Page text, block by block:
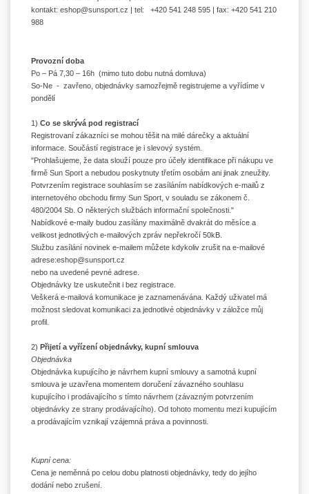
kontakt: eshop@sunsport.cz | tel: +420 541 248 595 | fax: +420 541 210
988
Provozní doba
Po – Pá 7,30 – 16h (mimo tuto dobu nutná domluva)
So-Ne - zavřeno, objednávky samozřejmě registrujeme a vyřídíme v
pondělí
1) Co se skrývá pod registrací
Registrovaní zákazníci se mohou těšit na milé dárečky a aktuální
informace. Součástí registrace je i slevový systém.
"Prohlašujeme, že data slouží pouze pro účely identifikace při nákupu ve
firmě Sun Sport a nebudou poskytnuty třetím osobám ani jinak zneužity.
Potvrzením registrace souhlasím se zasíláním nabídkových e-mailů z
internetového obchodu firmy Sun Sport, v souladu se zákonem č.
480/2004 Sb. O některých službách informační společnosti."
Nabídkové e-maily budou zasílány maximálně dvakrát do měsíce a
velikost jednotlivých e-mailových zpráv nepřekročí 50kB.
Službu zasílání novinek e-mailem můžete kdykoliv zrušit na e-mailové
adrese:eshop@sunsport.cz
nebo na uvedené pevné adrese.
Objednávky lze uskutečnit i bez registrace.
Veškerá e-mailová komunikace je zaznamenávána. Každý uživatel má
možnost sledovat komunikaci za jednotlivé objednávky v záložce můj
profil.
2) Přijetí a vyřízení objednávky, kupní smlouva
Objednávka
Objednávka kupujícího je návrhem kupní smlouvy a samotná kupní
smlouva je uzavřena momentem doručení závazného souhlasu
kupujícího i prodávajícího s tímto návrhem (závazným potvrzením
objednávky ze strany prodávajícího). Od tohoto momentu mezi kupujícím
a prodávajícím vznikají vzájemná práva a povinnosti.
Kupní cena:
Cena je neměnná po celou dobu platnosti objednávky, tedy do jejího
dodání nebo zrušení.